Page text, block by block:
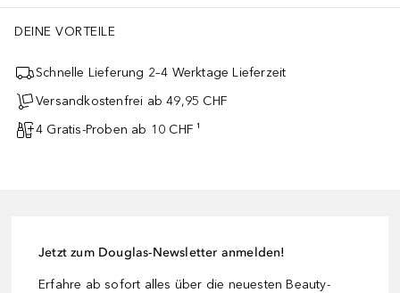
DEINE VORTEILE
Schnelle Lieferung 2–4 Werktage Lieferzeit
Versandkostenfrei ab 49,95 CHF
4 Gratis-Proben ab 10 CHF ¹
Jetzt zum Douglas-Newsletter anmelden!
Erfahre ab sofort alles über die neuesten Beauty-